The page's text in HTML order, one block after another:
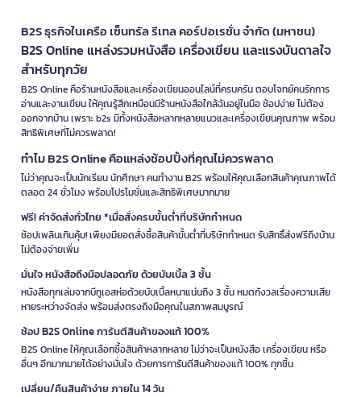
B2S ธุรกิจในเครือ เซ็นทรัล รีเทล คอร์ปอเรชั่น จำกัด (มหาชน)
B2S Online แหล่งรวมหนังสือ เครื่องเขียน และแรงบันดาลใจ
สำหรับทุกวัย
B2S Online คือร้านหนังสือและเครื่องเขียนออนไลน์ที่ครบครัน ตอบโจทย์คนรักการ
อ่านและงานเขียน ให้คุณรู้สึกเหมือนมีร้านหนังสือใกล้ฉันอยู่ในมือ ช้อปง่าย ไม่ต้อง
ออกจากบ้าน เพราะ b2s มีทั้งหนังสือหลากหลายแนวและเครื่องเขียนคุณภาพ พร้อม
สิทธิพิเศษที่ไม่ควรพลาด!
ทำไม B2S Online คือแหล่งช้อปปิ้งที่คุณไม่ควรพลาด
ไม่ว่าคุณจะเป็นนักเรียน นักศึกษา คนทำงาน B2S พร้อมให้คุณเลือกสินค้าคุณภาพได้
ตลอด 24 ชั่วโมง พร้อมโปรโมชั่นและสิทธิพิเศษมากมาย
ฟรี! ค่าจัดส่งทั่วไทย *เมื่อสั่งครบขั้นต่ำที่บริษัทกำหนด
ช้อปเพลินเกินคุ้ม! เพียงมียอดสั่งซื้อสินค้าขั้นต่ำที่บริษัทกำหนด รับสิทธิ์ส่งฟรีถึงบ้าน
ไม่ต้องจ่ายเพิ่ม
มั่นใจ หนังสือถึงมือปลอดภัย ด้วยบับเบิ้ล 3 ชั้น
หนังสือทุกเล่มจากบีทูเอสห่อด้วยบับเบิ้ลหนาแน่นถึง 3 ชั้น หมดกังวลเรื่องความเสีย
หายระหว่างจัดส่ง พร้อมส่งตรงถึงมือคุณในสภาพสมบูรณ์
ช้อป B2S Online การันตีสินค้าของแท้ 100%
B2S Online ให้คุณเลือกซื้อสินค้าหลากหลาย ไม่ว่าจะเป็นหนังสือ เครื่องเขียน หรือ
อื่นๆ อีกมากมายได้อย่างมั่นใจ ด้วยการการันตีสินค้าของแท้ 100% ทุกชิ้น
เปลี่ยน/คืนสินค้าง่าย ภายใน 14 วัน